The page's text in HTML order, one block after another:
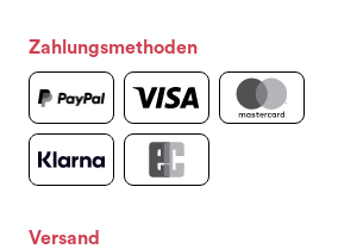
Zahlungsmethoden
Versand